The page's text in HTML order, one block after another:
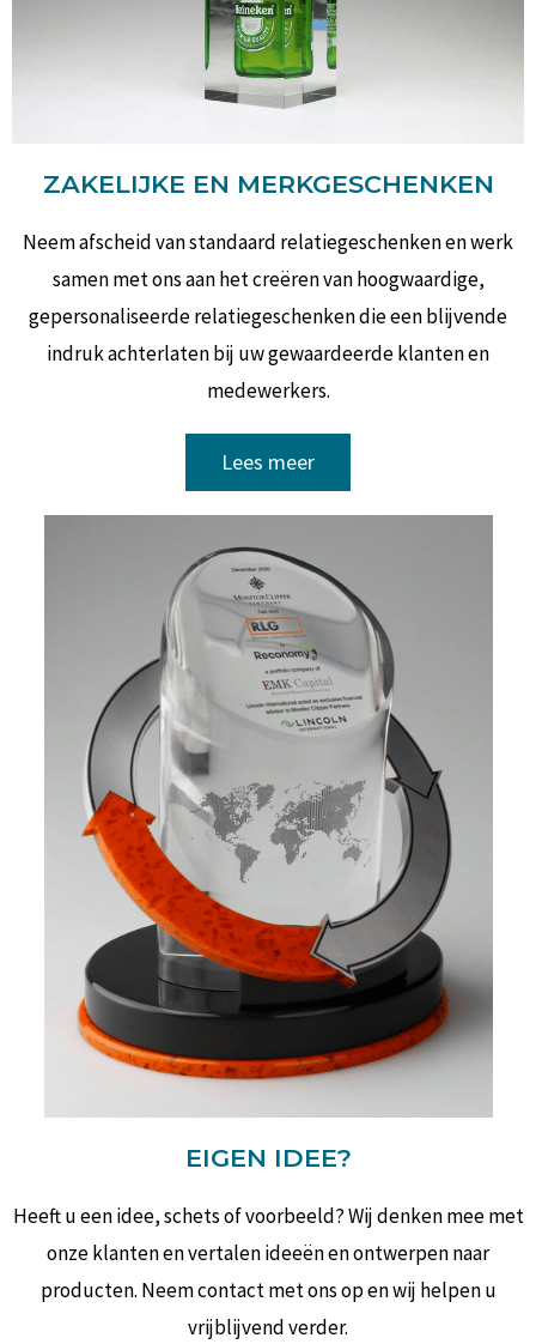
ZAKELIJKE EN MERKGESCHENKEN
Neem afscheid van standaard relatiegeschenken en werk
samen met ons aan het creëren van hoogwaardige,
gepersonaliseerde relatiegeschenken die een blijvende
indruk achterlaten bij uw gewaardeerde klanten en
medewerkers.
Lees meer
EIGEN IDEE?
Heeft u een idee, schets of voorbeeld? Wij denken mee met
onze klanten en vertalen ideeën en ontwerpen naar
producten. Neem contact met ons op en wij helpen u
vrijblijvend verder.